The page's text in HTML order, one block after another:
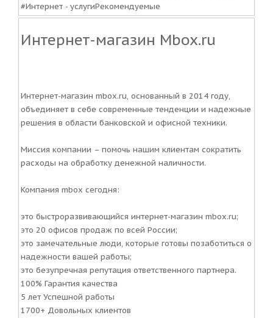
#Интернет - услугиРекомендуемые
Интернет-магазин Mbox.ru
Интернет-магазин mbox.ru, основанный в 2014 году,
объединяет в себе современные тенденции и надежные
решения в области банковской и офисной техники.
Миссия компании – помочь нашим клиентам сократить
расходы на обработку денежной наличности.
Компания mbox сегодня:
это быстроразвивающийся интернет-магазин mbox.ru;
это 20 офисов продаж по всей России;
это замечательные люди, которые готовы позаботиться о
надежности вашей работы;
это безупречная репутация ответственного партнера.
100% Гарантия качества
5 лет Успешной работы
1700+ Довольных клиентов